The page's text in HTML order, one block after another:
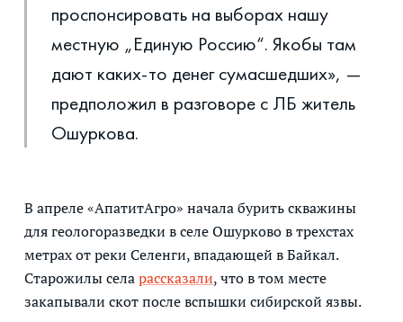
проспонсировать на выборах нашу
местную „Единую Россию“. Якобы там
дают каких-то денег сумасшедших», —
предположил в разговоре с ЛБ житель
Ошуркова.
В апреле «АпатитАгро» начала бурить скважины
для геологоразведки в селе Ошурково в трехстах
метрах от реки Селенги, впадающей в Байкал.
Старожилы селарассказали, что в том месте
закапывали скот после вспышки сибирской язвы.